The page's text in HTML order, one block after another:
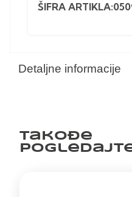
Detaljne informacije
ŠIFRA
Takođe